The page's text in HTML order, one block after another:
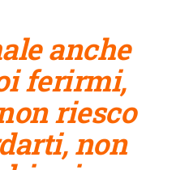
anche
ferirmi,
riesco
non